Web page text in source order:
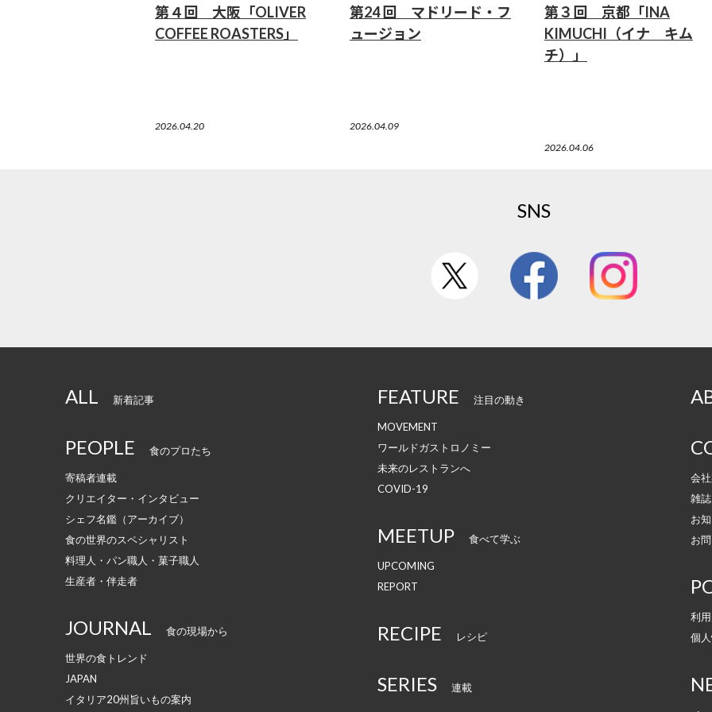
第４回 大阪「OLIVER
COFFEE ROASTERS」
2026.04.20
第24 回 マドリード・フ
ュージョン
2026.04.09
第３回 京都「INA
KIMUCHI（イナ キム
チ）」
2026.04.06
SNS
ALL 新着記事
PEOPLE 食のプロたち
寄稿者連載
クリエイター・インタビュー
シェフ名鑑（アーカイブ）
食の世界のスペシャリスト
料理人・パン職人・菓子職人
生産者・伴走者
JOURNAL 食の現場から
世界の食トレンド
JAPAN
イタリア20州旨いもの案内
FEATURE 注目の動き
MOVEMENT
ワールドガストロノミー
未来のレストランへ
COVID-19
MEETUP 食べて学ぶ
UPCOMING
REPORT
RECIPE レシピ
SERIES 連載
会
雑誌
お
お
利
個